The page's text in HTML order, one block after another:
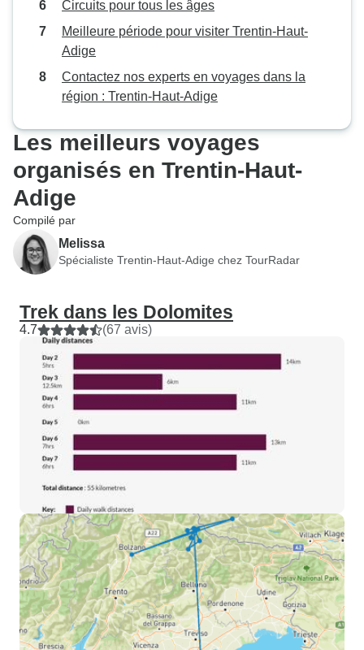
n'aurait pas convenu à d'autres
personnes moins en forme. En
général, j'ai rencontré des gens
d'une beauté incroyable et j'ai été
entourée de paix et de nature,
Circuits pour tous les âges
Meilleure période pour visiter Trentin-Haut-
Adige
Contactez nos experts en voyages dans la
région : Trentin-Haut-Adige
Les meilleurs voyages
organisés en Trentin-Haut-
Adige
Compilé par
Melissa
Spécialiste Trentin-Haut-Adige chez TourRadar
Trek dans les Dolomites
4.7 (67 avis)